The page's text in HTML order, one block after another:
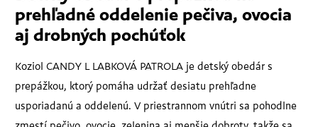
prehľadné oddelenie pečiva, ovocia
aj drobných pochúťok
Koziol CANDY L LABKOVÁ PATROLA je detský obedár s
prepážkou, ktorý pomáha udržať desiatu prehľadne
usporiadanú a oddelenú. V priestrannom vnútri sa pohodlne